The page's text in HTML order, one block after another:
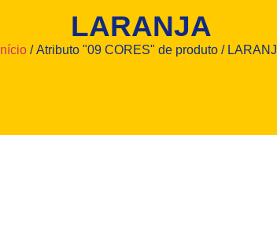
LARANJA
Início/ Atributo "09 CORES" de produto /